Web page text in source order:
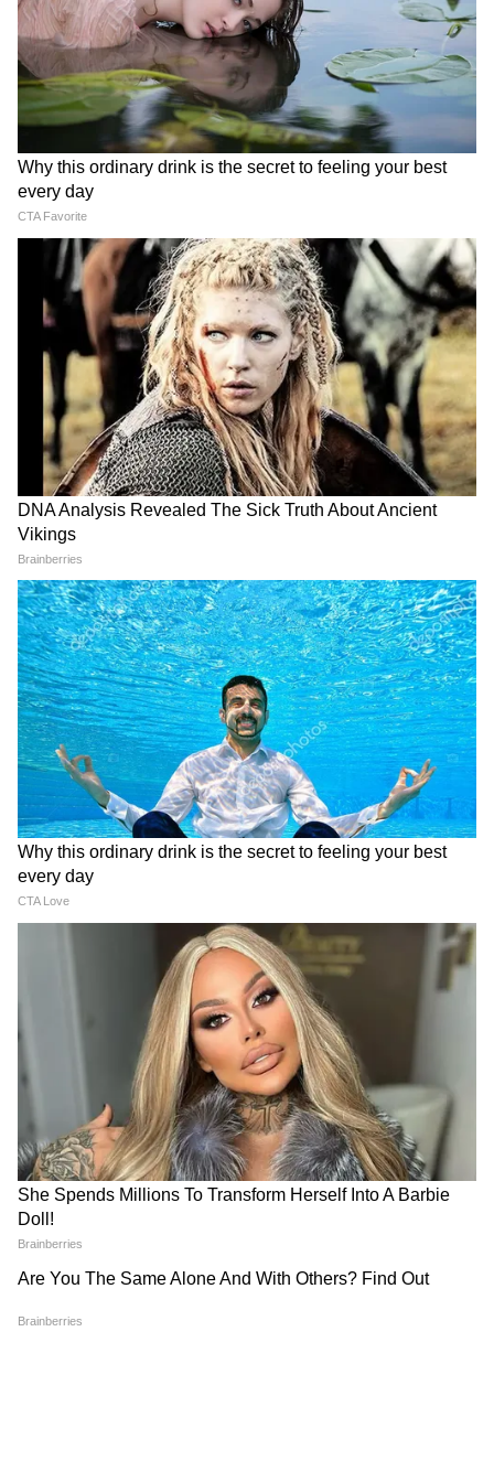
दवा और चिकित्सा उपकरणों की खरीद संबंधी खबरों का
प्रशासन ने किया खंडन
जिला प्रशासन ने उन मीडिया रिपोर्टों का भी खंडन किया
है, जिनमें अस्पताल के लिए बड़े स्तर पर नियुक्तियां और
वित्तीय खर्च होने का दावा किया गया था। प्रतिवेदन के
अनुसार प्रस्तावित 100 बिस्तरीय सिविल अस्पताल के लिए
अब तक न तो किसी प्रकार की दवा खरीदी गई है और न
ही कोई चिकित्सा उपकरण या अन्य सामग्री खरीदी गई है।
इसके लिए वरिष्ठ कार्यालय से किसी प्रकार का वित्तीय
आवंटन भी प्राप्त नहीं हुआ है।
प्रशासन की अपील- आधिकारिक जानकारी पर ही करें
भरोसा
जिला प्रशासन ने स्पष्ट किया कि अस्पताल परियोजना से
जुड़े सभी कार्य शासन के नियमों और निर्धारित प्रक्रिया के
अनुसार ही किए जाएंगे। स्वास्थ्य विभाग को भूमि का
विधिवत हस्तांतरण और भवन निर्माण की प्रशासकीय
स्वीकृति मिलने के बाद ही निर्माण कार्य आगे बढ़ाया
जाएगा। कलेक्टर शिवम वर्मा ने आम नागरिकों से अपील
की है कि वे इस मामले में केवल प्रशासन द्वारा जारी
आधिकारिक जानकारी पर ही विश्वास करें और अपुष्ट या
भ्रामक खबरों से बचें।